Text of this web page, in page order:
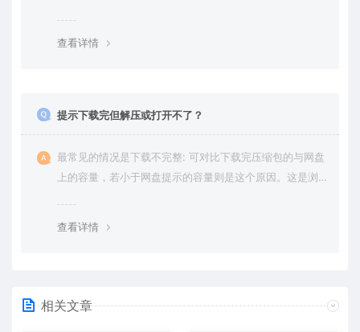
查看详情
提示下载完但解压或打开不了？
最常见的情况是下载不完整: 可对比下载完压缩包的与网盘
上的容量，若小于网盘提示的容量则是这个原因。这是浏
查看详情
相关文章